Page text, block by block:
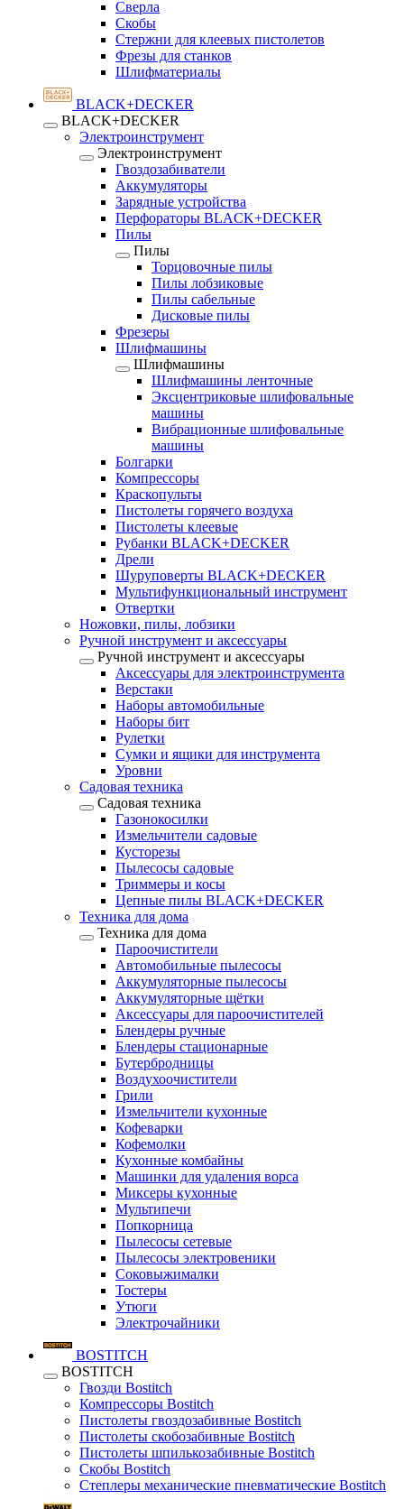
Сверла
Скобы
Стержни для клеевых пистолетов
Фрезы для станков
Шлифматериалы
BLACK+DECKER
BLACK+DECKER
Электроинструмент
Электроинструмент
Гвоздозабиватели
Аккумуляторы
Зарядные устройства
Перфораторы BLACK+DECKER
Пилы
Пилы
Торцовочные пилы
Пилы лобзиковые
Пилы сабельные
Дисковые пилы
Фрезеры
Шлифмашины
Шлифмашины
Шлифмашины ленточные
Эксцентриковые шлифовальные
машины
Вибрационные шлифовальные
машины
Болгарки
Компрессоры
Краскопульты
Пистолеты горячего воздуха
Пистолеты клеевые
Рубанки BLACK+DECKER
Дрели
Шуруповерты BLACK+DECKER
Мультифункциональный инструмент
Отвертки
Ножовки, пилы, лобзики
Ручной инструмент и аксессуары
Ручной инструмент и аксессуары
Аксессуары для электроинструмента
Верстаки
Наборы автомобильные
Наборы бит
Рулетки
Сумки и ящики для инструмента
Уровни
Садовая техника
Садовая техника
Газонокосилки
Измельчители садовые
Кусторезы
Пылесосы садовые
Триммеры и косы
Цепные пилы BLACK+DECKER
Техника для дома
Техника для дома
Пароочистители
Автомобильные пылесосы
Аккумуляторные пылесосы
Аккумуляторные щётки
Аксессуары для пароочистителей
Блендеры ручные
Блендеры стационарные
Бутербродницы
Воздухоочистители
Грили
Измельчители кухонные
Кофеварки
Кофемолки
Кухонные комбайны
Машинки для удаления ворса
Миксеры кухонные
Мультипечи
Попкорница
Пылесосы сетевые
Пылесосы электровеники
Соковыжималки
Тостеры
Утюги
Электрочайники
BOSTITCH
BOSTITCH
Гвозди Bostitch
Компрессоры Bostitch
Пистолеты гвоздозабивные Bostitch
Пистолеты скобозабивные Bostitch
Пистолеты шпилькозабивные Bostitch
Скобы Bostitch
Степлеры механические пневматические Bostitch